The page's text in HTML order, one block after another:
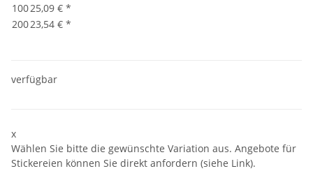
10025,09 € *
20023,54 € *
verfügbar
x
Wählen Sie bitte die gewünschte Variation aus. Angebote für
Stickereien können Sie direkt anfordern (siehe Link).